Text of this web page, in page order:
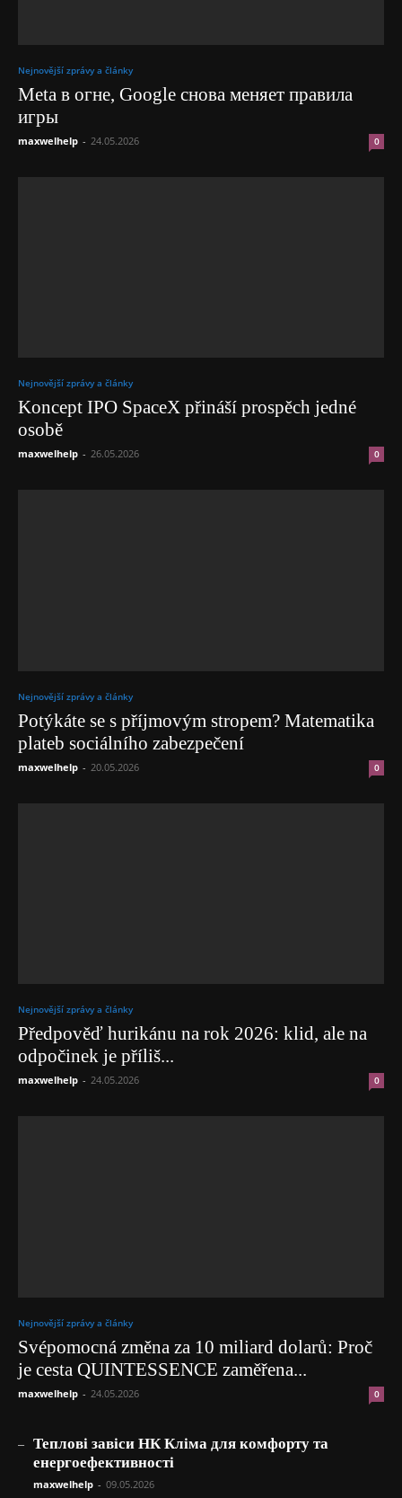
Nejnovější zprávy a články
Meta в огне, Google снова меняет правила
игры
maxwelhelp - 24.05.2026 0
Nejnovější zprávy a články
Koncept IPO SpaceX přináší prospěch jedné
osobě
maxwelhelp - 26.05.2026 0
Nejnovější zprávy a články
Potýkáte se s příjmovým stropem? Matematika
plateb sociálního zabezpečení
maxwelhelp - 20.05.2026 0
Nejnovější zprávy a články
Předpověď hurikánu na rok 2026: klid, ale na
odpočinek je příliš...
maxwelhelp - 24.05.2026 0
Nejnovější zprávy a články
Svépomocná změna za 10 miliard dolarů: Proč
je cesta QUINTESSENCE zaměřena...
maxwelhelp - 24.05.2026 0
Теплові завіси НК Кліма для комфорту та
енергоефективності
maxwelhelp - 09.05.2026